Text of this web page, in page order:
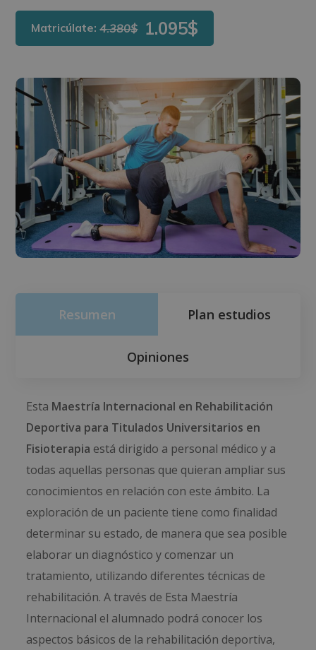
Matricúlate:4.380$ 1.095$
Resumen Plan estudios
Opiniones
Esta Maestría Internacional en Rehabilitación
Deportiva para Titulados Universitarios en
Fisioterapia está dirigido a personal médico y a
todas aquellas personas que quieran ampliar sus
conocimientos en relación con este ámbito. La
exploración de un paciente tiene como finalidad
determinar su estado, de manera que sea posible
elaborar un diagnóstico y comenzar un
tratamiento, utilizando diferentes técnicas de
rehabilitación. A través de Esta Maestría
Internacional el alumnado podrá conocer los
aspectos básicos de la rehabilitación deportiva,